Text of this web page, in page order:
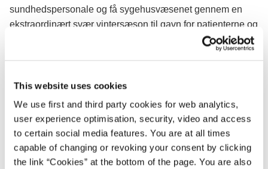
This website uses cookies
We use first and third party cookies for web analytics,
user experience optimisation, security, video and access
to certain social media features. You are at all times
capable of changing or revoking your consent by clicking
the link “Cookies” at the bottom of the page. You are also
sundhedspersonale og få sygehusvæsenet gennem en
ekstraordinært svær vintersæson til gavn for patienterne og
"Vores sygehuse er lige nu i en helt ekstraordinær
situation, hvor de henover vinteren vil være under markant
pres, blandt andet på grund af covid-19. Derfor er jeg glad
for, at vi i dag er blevet enige om en midlertidig
coronavinterpakke, hvor vi tilfører vores sygehuse 1 mia.
kroner, som de kan bruge på midlertidige initiativer, der kan